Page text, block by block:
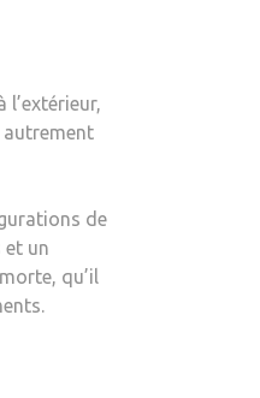
autrement
de
et un
qu’il